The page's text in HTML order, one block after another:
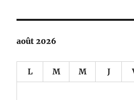
août 2026
L M M J